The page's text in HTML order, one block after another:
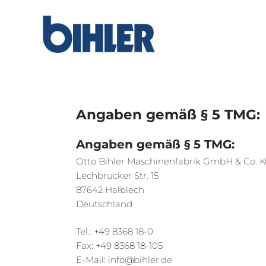
Angaben gemäß § 5 TMG:
Angaben gemäß § 5 TMG:
Otto Bihler Maschinenfabrik GmbH & Co.
Lechbrucker Str. 15
87642 Halblech
Deutschland
Tel.: +49 8368 18-0
Fax: +49 8368 18-105
E-Mail: info@bihler.de